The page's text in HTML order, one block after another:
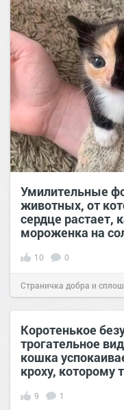
Умилительные
животных, от
сердце растает,
мороженка на
10 0
Страничка добра и
позитива! 16:46 28 июн
Коротенькое
трогательное
кошка
кроху, которому
9 1